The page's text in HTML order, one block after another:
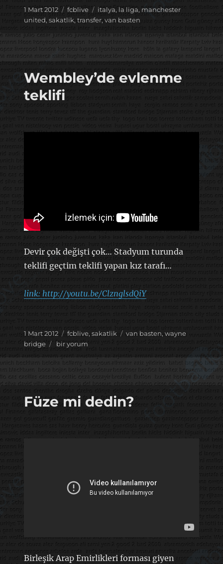
Yayın
tarihi
1 Mart 2012 Kategoriler
fcblive Etiketler
italya, la liga, manchester
united, sakatlik, transfer, van basten
Wembley’de evlenme
teklifi
Devir çok değişti çok… Stadyum turunda
teklifi geçtim teklifi yapan kız tarafı…
link: http://youtu.be/ClznglsdQiY
Yayın
tarihi
1 Mart 2012 Kategoriler
fcblive, sakatlik Etiketler
van basten, wayne
bridge
Wembley’de
teklifi
için
bir yorum
Füze mi dedin?
Birleşik Arap Emirlikleri forması giyen